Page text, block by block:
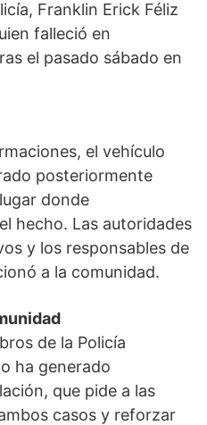
Franklin Erick Féliz
falleció en
el pasado sábado en
el vehículo
posteriormente
donde
hecho. Las autoridades
y los responsables de
a la comunidad.
de la Policía
ha generado
que pide a las
casos y reforzar